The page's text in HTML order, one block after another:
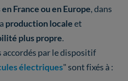
France ou en Europe, dans
production localeet
plus propre.
accordés par le dispositif
électriques" sont fixés à :